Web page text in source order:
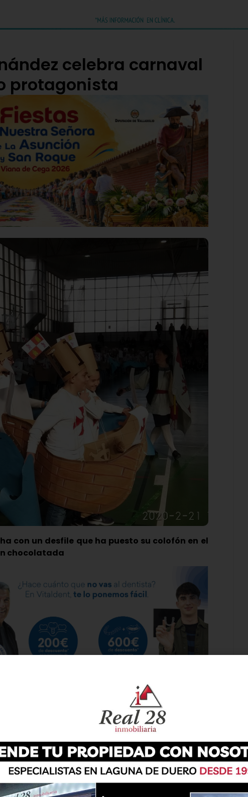
celebra carnaval
protagonista
con un desfile que ha puesto su colofón en el
chocolatada
sido algunos de los disfraces elaborados desde
el desarrollo de su fiesta de carnaval. Ataviados
Infantil y Educación Primaria, han acudido al
un desfile, que este año ha puesto su punto y
viene llevando a cabo varias semanas
los disfraces, la presentación de un baile, o
Este año el tema de carnaval es: “El Mar”.